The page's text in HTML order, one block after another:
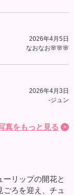
2026年4月5日
なおなお🌸🌸🌸
2026年4月3日
-ジュン
真をもっと見る
ーリップの開花と
ごろを迎え、チュ